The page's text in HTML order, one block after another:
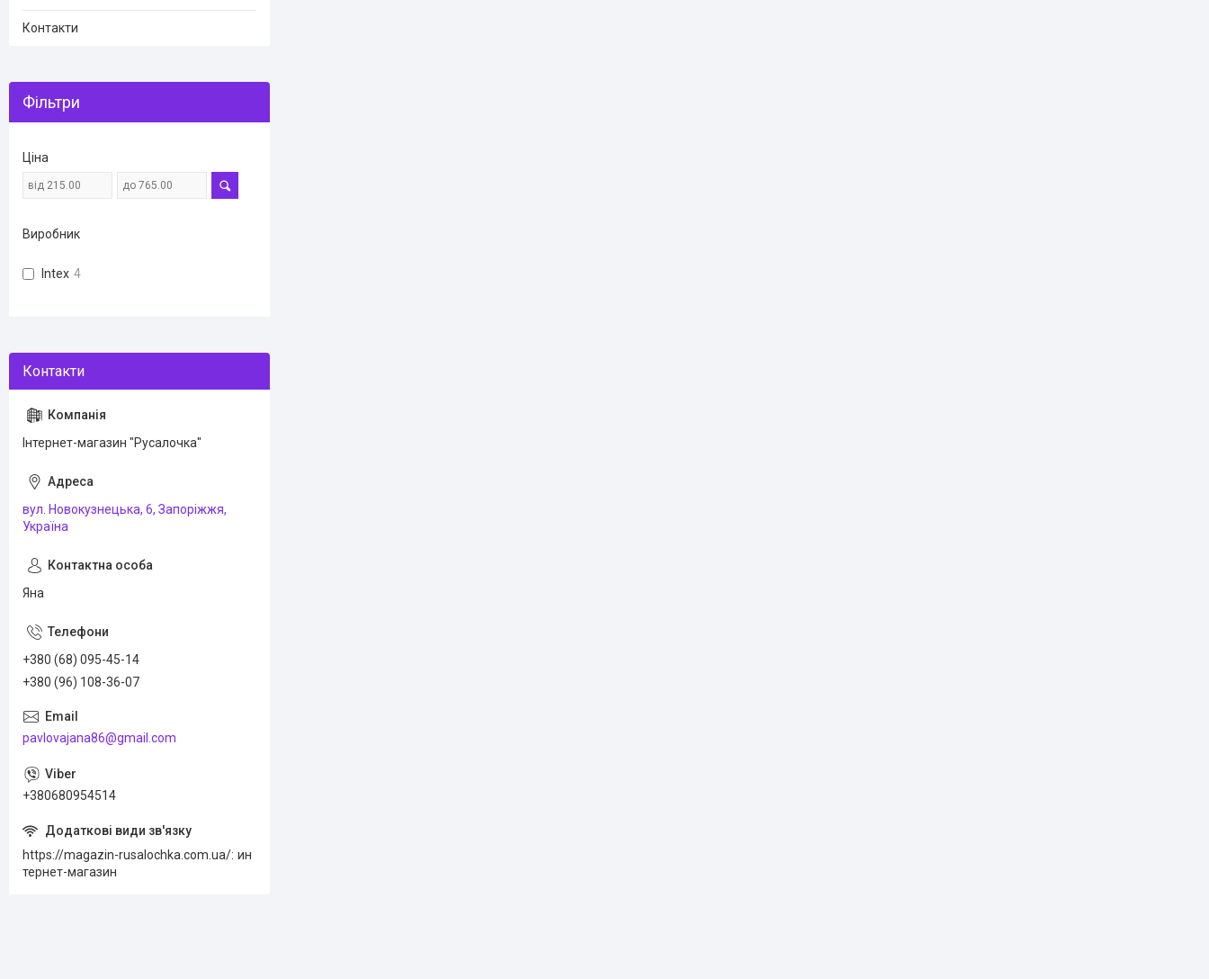
Контакти
Фільтри
Ціна
Виробник
Intex 4
Інтернет-магазин "Русалочка"
вул. Новокузнецька, 6, Запоріжжя,
Україна
Яна
+380 (68) 095-45-14
+380 (96) 108-36-07
pavlovajana86@gmail.com
+380680954514
https://magazin-rusalochka.com.ua/ ин
тернет-магазин